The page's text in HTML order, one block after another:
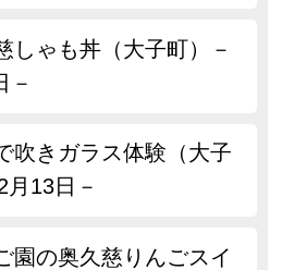
しゃも丼（大子町）－
－
吹きガラス体験（大子
13日－
園の奥久慈りんごスイ